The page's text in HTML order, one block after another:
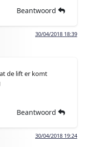
Beantwoord
30/04/2018 18:39
de lift er komt
Beantwoord
30/04/2018 19:24